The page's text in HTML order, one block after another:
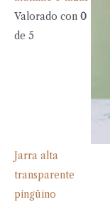
Valorado con 0
de 5
Jarra alta
transparente
pingüino